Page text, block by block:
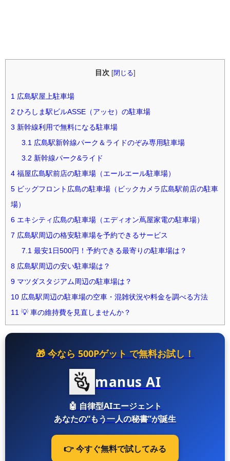
目次 閉じる
1 広島駅屋上駐車場
2 ひろしま駅ビルASSE（アッセ）の駐車場
3 新幹線利用で無料になる駐車場
3.1 広島駅新幹線パーク＆ライドのぞみ専用駐車場
3.2 新幹線パーク&ライド
4 福屋広島駅前店の駐車場（エールエール駐車場）
5 ビッグフロント広島の駐車場（ビックカメラ広島駅前店の駐車
場）
6 エキシティ広島の駐車場（エディオン蔦屋家電の駐車場）
7 広島駅周辺の格安駐車場を予約できるサービス
7.1 最安1日500円！予約できる最寄りの駐車場は？
8 広島駅周辺の安い駐車場は？
9 マツダスタジアム周辺の駐車場は？
10 広島駅周辺の駐車場の空車・混雑状況や料金を調べる方法
11 💡 車の維持費を見直しませんか？
🎁 今なら 500Pゲット で無料お試し！
manus AI
🤖 自律型AIエージェント
あなたの“もう一人の秘書”が誕生
👉 今すぐ無料で試してみる